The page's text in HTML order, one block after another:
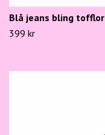
Blå jeans bling tofflor
399 kr